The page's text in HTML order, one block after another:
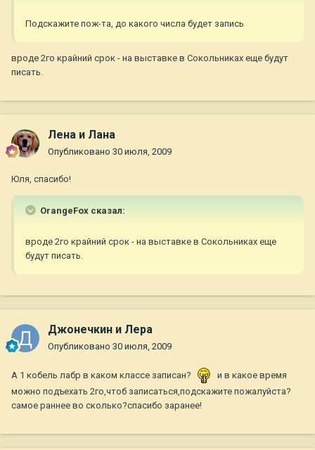
Подскажите пож-та, до какого числа будет запись
вроде 2го крайний срок - на выставке в Сокольниках еще будут
писать.
Лена и Лана
Опубликовано 30 июля, 2009
Юля, спасибо!
OrangeFox сказал:
вроде 2го крайний срок - на выставке в Сокольниках еще
будут писать.
Джонечкин и Лера
Опубликовано 30 июля, 2009
А 1 кобель лабр в каком классе записан?
и в какое время
можно подъехать 2го,чтоб записаться,подскажите пожалуйста?
самое раннее во сколько?спасибо заранее!